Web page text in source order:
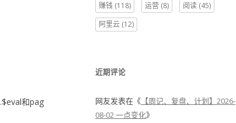
和pag
赚钱 (118) 运营 (8) 阅读 (45)
阿里云 (12)
近期评论
网友发表在《 【周记、复盘、计划】2026-
08-02 一点变化》